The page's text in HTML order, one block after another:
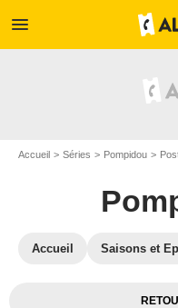
menu
Accueil Séries Pompidou
Accueil Saisons et